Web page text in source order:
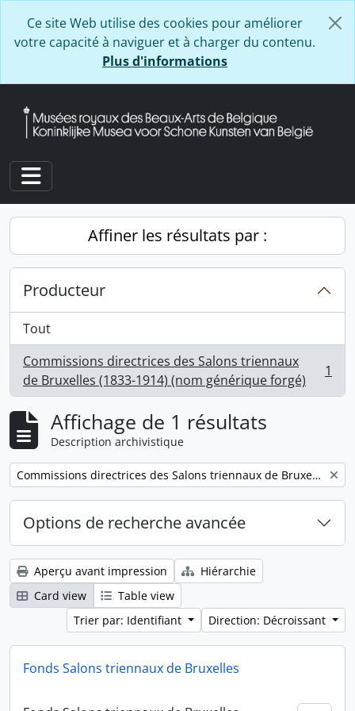
Ce site Web utilise des cookies pour améliorer
votre capacité à naviguer et à charger du contenu.
Plus d'informations
Toggle navigation
Affiner les résultats par :
Producteur
Tout
Commissions directrices des Salons triennaux
de Bruxelles (1833-1914) (nom générique forgé)
, 1 résultats 1
Affichage de 1 résultats
Description archivistique
Remove filter: Commissions directrices des Salons triennaux de Bruxelles (1833-1914) (nom générique forgé)
Options de recherche avancée
Aperçu avant impression
Hiérarchie
Card view
Table view
Trier par: Identifiant
Direction: Décroissant
Fonds Salons triennaux de Bruxelles